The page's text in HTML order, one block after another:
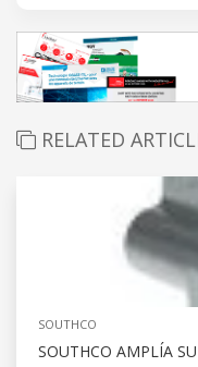
RELATED
SOUTHCO
SOUTHCO AMPLÍA